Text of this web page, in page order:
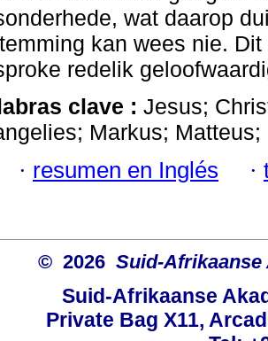
wat daarop
kan wees nie.
redelik
clave : Jesus;
Markus;
· resumen en Inglés ·
© 2026 Suid-Afrikaanse
Suid-Afrikaanse
Private Bag X11,